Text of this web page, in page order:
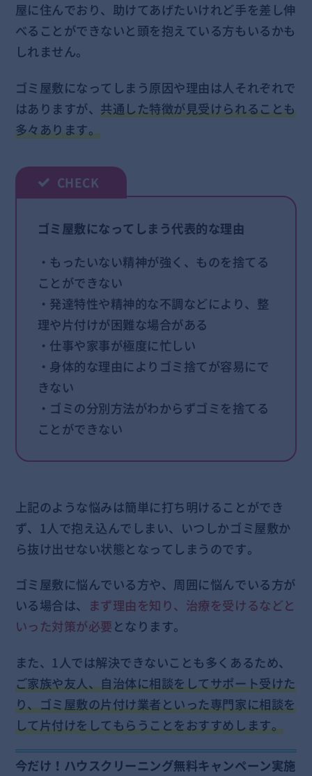
屋に住んでおり、助けてあげたいけれど手を差し伸
べることができないと頭を抱えている方もいるかも
しれません。
ゴミ屋敷になってしまう原因や理由は人それぞれで
はありますが、共通した特徴が見受けられることも
多々あります。
ゴミ屋敷になってしまう代表的な理由
・もったいない精神が強く、ものを捨てる
ことができない
・発達特性や精神的な不調などにより、整
理や片付けが困難な場合がある
・仕事や家事が極度に忙しい
・身体的な理由によりゴミ捨てが容易にで
きない
・ゴミの分別方法がわからずゴミを捨てる
ことができない
上記のような悩みは簡単に打ち明けることができ
ず、1人で抱え込んでしまい、いつしかゴミ屋敷か
ら抜け出せない状態となってしまうのです。
ゴミ屋敷に悩んでいる方や、周囲に悩んでいる方が
いる場合は、 まず理由を知り、治療を受けるなどと
いった対策が必要となります。
また、1人では解決できないことも多くあるため、
ご家族や友人、自治体に相談をしてサポート受けた
り、ゴミ屋敷の片付け業者といった専門家に相談を
して片付けをしてもらうことをおすすめします。
今だけ！ハウスクリーニング無料キャンペーン実施